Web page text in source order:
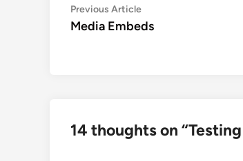
Navegación
de
Previous ArticlePrevious
article:
Media Embeds
14 thoughts on “